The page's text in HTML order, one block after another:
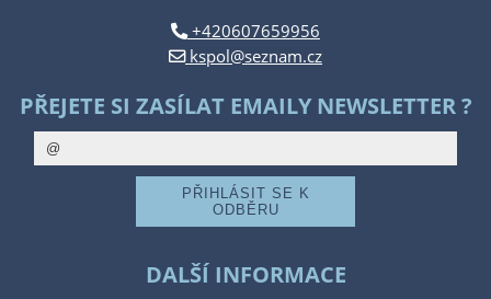
+420607659956
kspol@seznam.cz
PŘEJETE SI ZASÍLAT EMAILY NEWSLETTER ?
DALŠÍ INFORMACE